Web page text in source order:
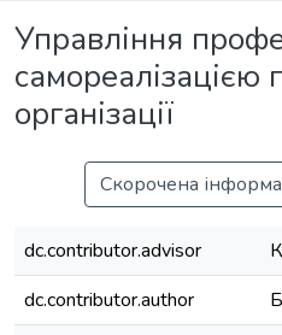
Управління
самореалізацією
організації
Скорочена
dc.contributor.advisor
dc.contributor.author